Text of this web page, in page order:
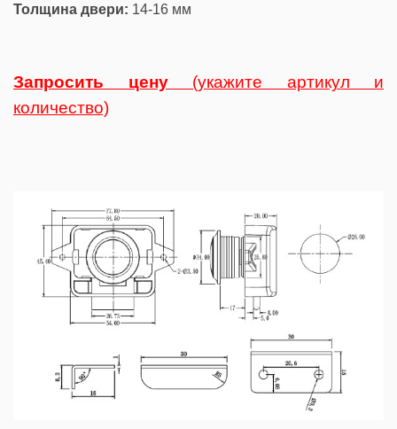
Толщина двери: 14-16 мм
Запросить цену(укажите артикул и
количество)